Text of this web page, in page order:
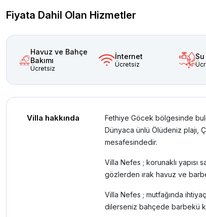
Fiyata Dahil Olan Hizmetler
Havuz ve Bahçe
Bakımı
Ücretsiz
İnternet
Ücretsiz
Su
Villa hakkında
Fethiye Göcek bölgesinde
Dünyaca ünlü Ölüdeniz plajı,
mesafesindedir.
Villa Nefes ; korunaklı yapısı
gözlerden ırak havuz ve
Villa Nefes ; mutfağında
dilerseniz bahçede barbekü